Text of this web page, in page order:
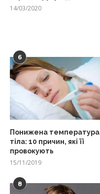
14/03/2020
6
Понижена температура
тіла: 10 причин, які її
провокують
15/11/2019
8